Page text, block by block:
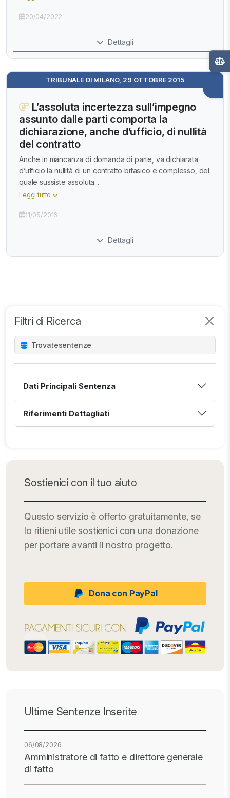
Filtri di Ricerca
Trovatesentenze
Dati Principali Sentenza
Riferimenti Dettagliati
Sostienici con il tuo aiuto
Questo servizio è offerto gratuitamente, se
lo ritieni utile sostienici con una donazione
per portare avanti il nostro progetto.
Dona con PayPal
Ultime Sentenze Inserite
06/08/2026
Amministratore di fatto e direttore generale
di fatto
20/04/2022
Dettagli
TRIBUNALE DI MILANO, 29 OTTOBRE 2015
L’assoluta incertezza sull’impegno
assunto dalle parti comporta la
dichiarazione, anche d’ufficio, di nullità
del contratto
Anche in mancanza di domanda di parte, va dichiarata
d’ufficio la nullità di un contratto bifasico e complesso, del
quale sussiste assoluta...
Leggi tutto
11/05/2016
Dettagli